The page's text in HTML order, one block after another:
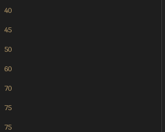
40
45
50
60
70
75
75